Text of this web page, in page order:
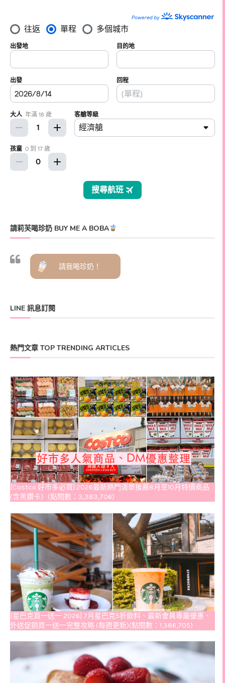
請莉芙喝珍奶 BUY ME A BOBA
請我喝珍奶！
LINE 訊息訂閱
熱門文章 TOP TRENDING ARTICLES
[Costco 好市多必買] 2026最新熱門清單推薦8月至10月特價商品
(含黑鑽卡）(點閱數：3,383,706)
[星巴克買一送一 2026] 7月星巴克5折飲料、最新會員專屬優惠、
外送促銷買一送一完整攻略 (每週更新)(點閱數：1,386,705)